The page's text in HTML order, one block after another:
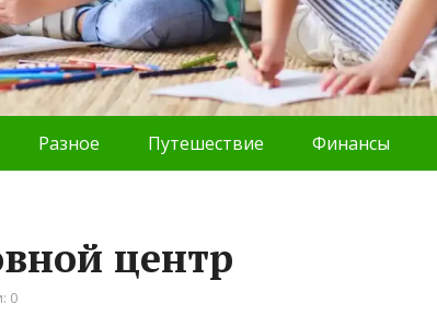
Разное Путешествие Финансы
центр
0